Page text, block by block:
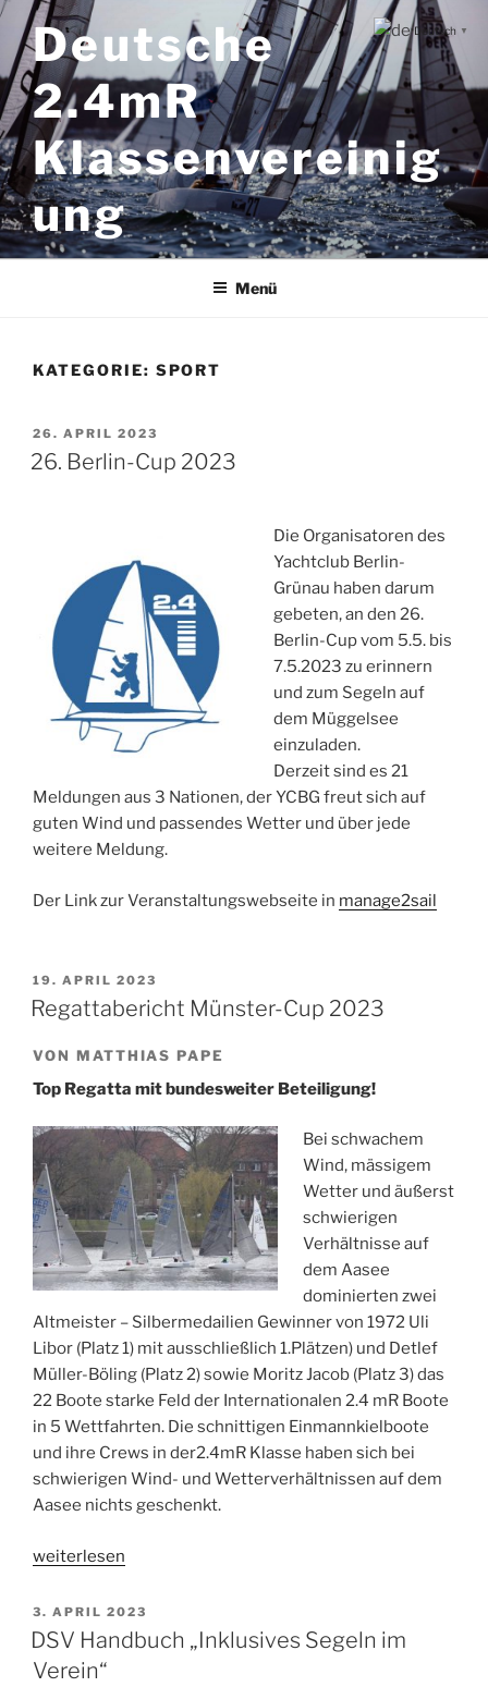
Zum
Inhalt
springenDeutsche
2.4mR
Klassenvereinig
ung
Menü
KATEGORIE: SPORT
VERÖFFENTLICHT
AM
26. APRIL 2023
26. Berlin-Cup 2023
Die Organisatoren des
Yachtclub Berlin-
Grünau haben darum
gebeten, an den 26.
Berlin-Cup vom 5.5. bis
7.5.2023 zu erinnern
und zum Segeln auf
dem Müggelsee
einzuladen.
Derzeit sind es 21
Meldungen aus 3 Nationen, der YCBG freut sich auf
guten Wind und passendes Wetter und über jede
weitere Meldung.
Der Link zur Veranstaltungswebseite in manage2sail
VERÖFFENTLICHT
AM
19. APRIL 2023
Regattabericht Münster-Cup 2023
VON MATTHIAS PAPE
Top Regatta mit bundesweiter Beteiligung!
Bei schwachem
Wind, mässigem
Wetter und äußerst
schwierigen
Verhältnisse auf
dem Aasee
dominierten zwei
Altmeister – Silbermedailien Gewinner von 1972 Uli
Libor (Platz 1) mit ausschließlich 1.Plätzen) und Detlef
Müller-Böling (Platz 2) sowie Moritz Jacob (Platz 3) das
22 Boote starke Feld der Internationalen 2.4 mR Boote
in 5 Wettfahrten. Die schnittigen Einmannkielboote
und ihre Crews in der2.4mR Klasse haben sich bei
schwierigen Wind- und Wetterverhältnissen auf dem
Aasee nichts geschenkt.
„Regattabericht
Cup
2023“
weiterlesen
VERÖFFENTLICHT
AM
3. APRIL 2023
DSV Handbuch „Inklusives Segeln im
Verein“
Deutsch ▼